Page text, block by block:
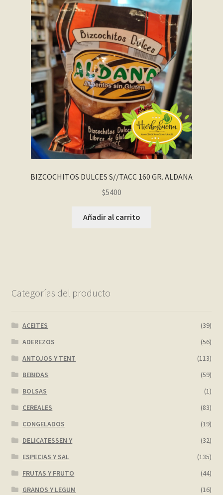
BIZCOCHITOS DULCES S//TACC 160 GR. ALDANA
$5400
Añadir al carrito
Categorías del producto
ACEITES
(39)
ADEREZOS
(56)
ANTOJOS Y TENT
(113)
BEBIDAS
(59)
BOLSAS
(1)
CEREALES
(83)
CONGELADOS
(19)
DELICATESSEN Y
(32)
ESPECIAS Y SAL
(135)
FRUTAS Y FRUTO
(44)
GRANOS Y LEGUM
(16)